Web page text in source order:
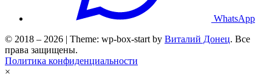
WhatsApp
© 2018 – 2026 | Theme: wp-box-start by Виталий Донец. Все
права защищены.
Политика конфиденциальности
×